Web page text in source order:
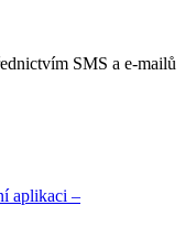
SMS a e-mailů
aplikaci –